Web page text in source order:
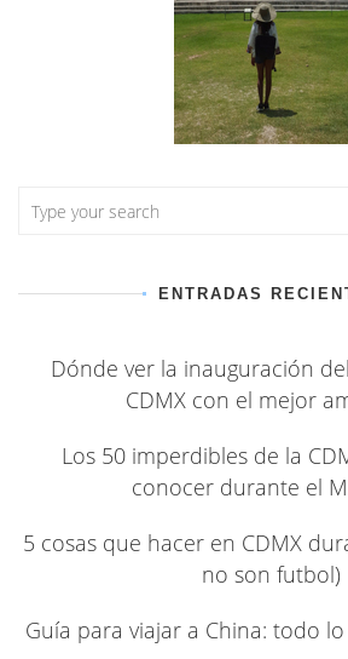
ENTRADAS
Dónde ver la inauguración
CDMX con el mejor
Los 50 imperdibles de la
conocer durante el
5 cosas que hacer en CDMX
no son futbol)
Guía para viajar a China: todo